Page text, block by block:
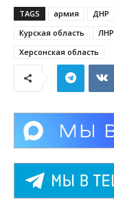
TAGS армия ДНР
Курская область
ЛНР
Херсонская область